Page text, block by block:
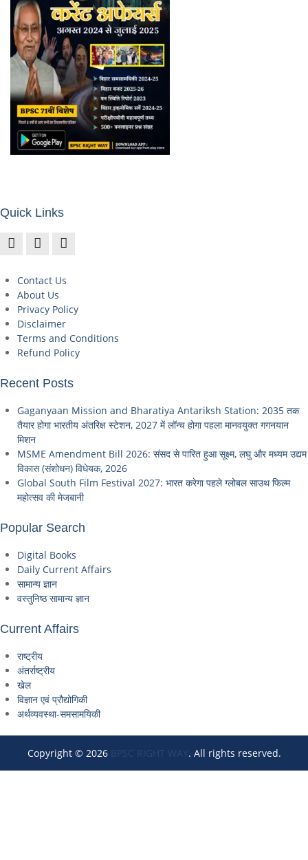
Quick Links
Contact Us
About Us
Privacy Policy
Disclaimer
Terms and Conditions
Refund Policy
Recent Posts
Gaganyaan Mission and Bharatiya Antariksh Station: 2035 तक
तैयार होगा भारतीय अंतरिक्ष स्टेशन, 2027 में लॉन्च होगा पहला मानवयुक्त गगनयान
मिशन
MSME Amendment Bill 2026: संसद से पारित हुआ सूक्ष्म, लघु और मध्यम उद्यम
विकास (संशोधन) विधेयक, 2026
Global South Film Festival 2027: भारत करेगा पहले ग्लोबल साउथ फिल्म
महोत्सव की मेजबानी
Popular Search
Digital Books
Daily Current Affairs
सामान्य ज्ञान
वस्तुनिष्ठ सामान्य ज्ञान
Current Affairs
राष्ट्रीय
अंतर्राष्ट्रीय
खेल
विज्ञान एवं प्रौद्योगिकी
अर्थव्यवस्था-समसामयिकी
Copyright © 2026 BPSC RIGHT WAY . All rights reserved.